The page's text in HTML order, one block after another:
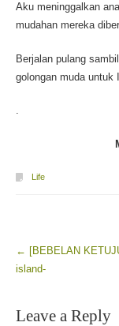
Aku meninggalkan
mudahan mereka
Berjalan pulang
golongan muda untuk
.
Life
Post navigation
← [BEBELAN
island-
Leave a Reply